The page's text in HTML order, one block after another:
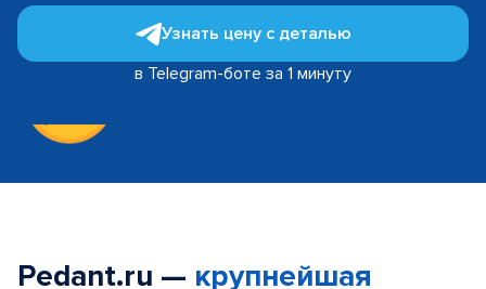
Узнать цену с деталью
в Telegram-боте за 1 минуту
Pedant.ru — крупнейшая